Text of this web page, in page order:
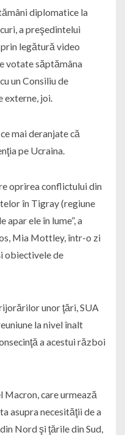
diplomatice la
a preşedintelui
legătură video
votate săptămâna
un Consiliu de
externe, joi.
mai deranjate că
pe Ucraina.
oprirea conflictului din
în Tigray (regiune
apar ele în lume”, a
Mia Mottley, într-o zi
obiectivele de
unor ţări, SUA
la nivel înalt
a acestui război
Macron, care urmează
asupra necesităţii de a
Nord şi ţările din Sud,